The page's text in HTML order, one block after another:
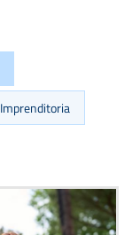
Imprenditoria